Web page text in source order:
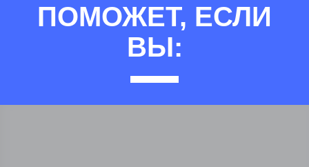
ПОМОЖЕТ, ЕСЛИ
ВЫ: